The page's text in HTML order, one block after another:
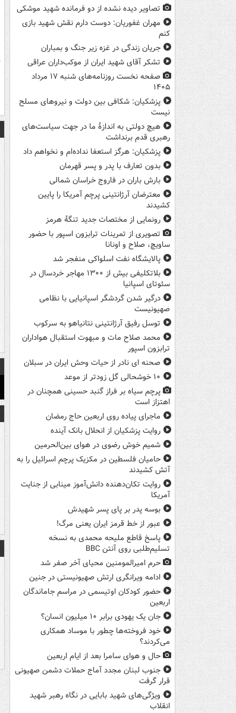
تصاویر دیده‌ نشده از دو فرمانده شهید موشکی
مهران غفوریان: دوست دارم نقش شهید بازی
کنم
جریان زندگی در غزه زیر جنگ و بمباران
تشکر آقای شهید ایران از موکب‌داران عراقی
صفحه نخست روزنامه‌های شنبه ۱۷ مرداد
۱۴۰۵
پزشکیان: شکافی بین دولت و نیروهای مسلح
نیست
هیچ دولتی به اندازۀ ما در جهت سیاست‌های
رهبری قدم برنداشت
پزشکیان: هرگز استعفا نداده‌ام و نخواهم داد
بدون تعارف با پدر و پسر قهرمان
بارش باران در فاروج خراسان شمالی
معترضان آرژانتینی پرچم آمریکا را پایین
کشیدند
رونمایی از مختصات جدید تنگۀ هرمز
تصویری از تمرینات ترابزون اسپور با حضور
ساویچ، صلاح و اونانا
پالایشگاه نفت اسلواکی منفجر شد
بلاتکلیفی بیش از ۱۳۰۰ مهاجر خردسال در
سئوتای اسپانیا
درگیر شدن گردشگر اسپانیایی با نظامی
صهیونیست
توسل رفیق آرژانتینی نتانیاهو به سرکوب
محمد صلاح مات و مبهوت استقبال هواداران
ترابزون اسپور
صحنه ای نادر از حیات وحش ایران در سبلان
۱۰ خوشحالی گل زودتر از موعد
پرچم سیاه بر فراز گنبد حسینی همچنان در
اهتزاز است
ماجرای پیاده روی اربعین حاج رمضان
روایت پزشکیان از انحلال بانک آینده
شمیم خوش رضوی در هوای بین‌الحرمین
حامیان فلسطین در مکزیک پرچم اسرائیل را به
آتش کشیدند
روایت تکان‌دهنده دانش‌آموز مینابی از جنایت
آمریکا
بوسه‌ پدر بر پای پسر شهیدش
عبور از خط قرمز ایران یعنی مرگ!
پاسخ قاطع ملیحه محمدی به نسخه
تسلیم‌طلبی روی آنتن BBC
حرم امیرالمومنین محیای آخر صفر شد
ادامه ویرانگری ارتش صهیونیستی در جنین
حضور کودکان اوتیسمی در مراسم جاماندگان
اربعین
جان یک یهودی برابر ۱۰ میلیون انسان؟
خود فروخته‌ها چطور با موساد همکاری
می‌کردند؟
حال و هوای سامرا بعد از ایام اربعین
جنوب لبنان مجدد آماج حملات دشمن صهیونی
قرار گرفت
ویژگی‌های شهید بابایی در نگاه رهبر شهید
انقلاب